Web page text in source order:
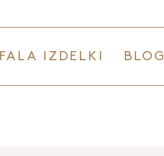
FALA IZDELKI BLOG